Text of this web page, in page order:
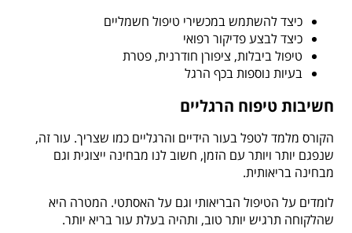
כיצד להשתמש במכשירי טיפול חשמליים
כיצד לבצע פדיקור רפואי
טיפול ביבלות, ציפורן חודרנית, פטרת
בעיות נוספות בכף הרגל
חשיבות טיפוח הרגליים
הקורס מלמד לטפל בעור הידיים והרגליים כמו שצריך. עור זה,
שנפגם יותר ויותר עם הזמן, חשוב לנו מבחינה ייצוגית וגם
מבחינה בריאותית.
לומדים על הטיפול הבריאותי וגם על האסתטי. המטרה היא
שהלקוחה תרגיש יותר טוב, ותהיה בעלת עור בריא יותר.